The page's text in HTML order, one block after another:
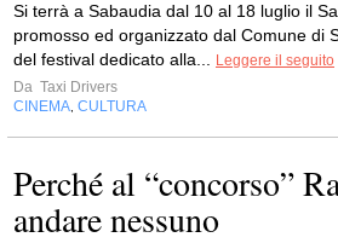
Si terrà a Sabaudia dal 10 al 18 luglio il
promosso ed organizzato dal Comune di
del festival dedicato alla...
Leggere il seguito
Da Taxi Drivers
CINEMA CULTURA
Perché al “concorso”
andare nessuno